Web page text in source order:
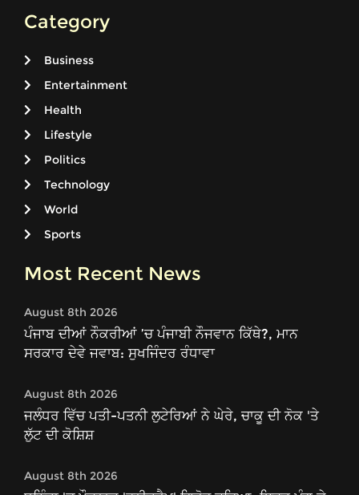
Category
Business
Entertainment
Health
Lifestyle
Politics
Technology
World
Sports
Most Recent News
August 8th 2026
ਪੰਜਾਬ ਦੀਆਂ ਨੌਕਰੀਆਂ ’ਚ ਪੰਜਾਬੀ ਨੌਜਵਾਨ ਕਿੱਥੇ?, ਮਾਨ
ਸਰਕਾਰ ਦੇਵੇ ਜਵਾਬ: ਸੁਖਜਿੰਦਰ ਰੰਧਾਵਾ
August 8th 2026
ਜਲੰਧਰ ਵਿੱਚ ਪਤੀ-ਪਤਨੀ ਲੁਟੇਰਿਆਂ ਨੇ ਘੇਰੇ, ਚਾਕੂ ਦੀ ਨੋਕ 'ਤੇ
ਲੁੱਟ ਦੀ ਕੋਸ਼ਿਸ਼
August 8th 2026